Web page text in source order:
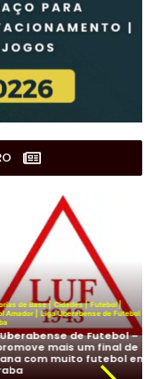
de Base| Cidades| Futebol|
| Liga Uberabense de Futebol|
de Futebol –
mais um final de
com muito futebol em